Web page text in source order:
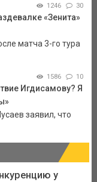
1246 30
«Зенита»
матча 3-го тура
1586 10
Игдисамову? Я
заявил, что
у